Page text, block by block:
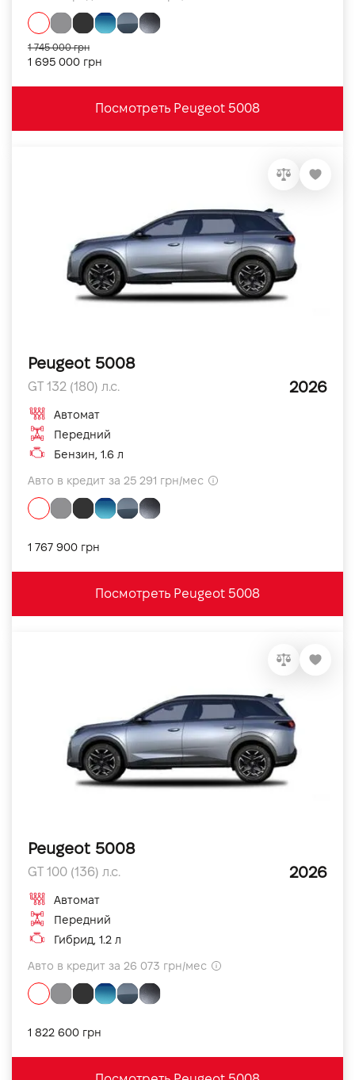
1 695 000 грн
1 745 000 грн
Посмотреть Peugeot 5008
Peugeot 5008
GT 132 (180) л.с. 2026
Автомат
Передний
Бензин, 1.6 л
Авто в кредит за 25 291 грн/мес
1 767 900 грн
Посмотреть Peugeot 5008
Peugeot 5008
GT 100 (136) л.с. 2026
Автомат
Передний
Гибрид, 1.2 л
Авто в кредит за 26 073 грн/мес
1 822 600 грн